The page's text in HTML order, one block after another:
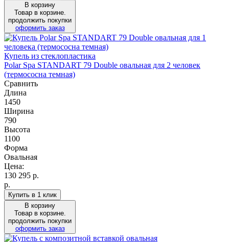
В корзину
Товар в корзине.
продолжить покупки
оформить заказ
Купель из стеклопластика
Polar Spa STANDART 79 Double овальная для 2 человек
(термососна темная)
Сравнить
Длина
1450
Ширина
790
Высота
1100
Форма
Овальная
Цена:
130 295 р.
р.
Купить в 1 клик
В корзину
Товар в корзине.
продолжить покупки
оформить заказ